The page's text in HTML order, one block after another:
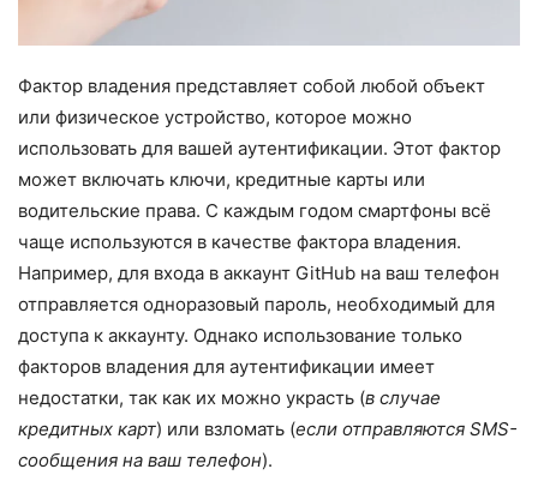
Фактор владения представляет собой любой объект
или физическое устройство, которое можно
использовать для вашей аутентификации. Этот фактор
может включать ключи, кредитные карты или
водительские права. С каждым годом смартфоны всё
чаще используются в качестве фактора владения.
Например, для входа в аккаунт GitHub на ваш телефон
отправляется одноразовый пароль, необходимый для
доступа к аккаунту. Однако использование только
факторов владения для аутентификации имеет
недостатки, так как их можно украсть (в случае
кредитных карт) или взломать (если отправляются SMS-
сообщения на ваш телефон).